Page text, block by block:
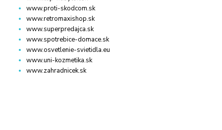
www.proti-skodcom.sk
www.retromaxishop.sk
www.superpredajca.sk
www.spotrebice-domace.sk
www.osvetlenie-svietidla.eu
www.uni-kozmetika.sk
www.zahradnicek.sk